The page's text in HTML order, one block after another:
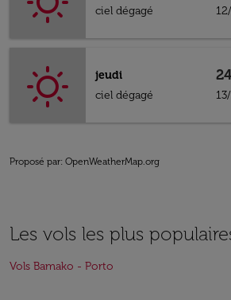
ciel dégagé
jeudi
ciel dégagé
Proposé par: OpenWeatherMap.org
Les vols les plus
Vols Bamako - Porto